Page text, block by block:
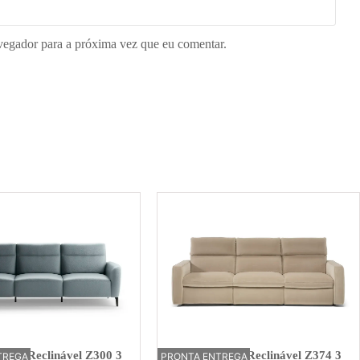
para a próxima vez que eu comentar.
Reclinável Z300 3
OFERTA
PRONTA ENTREGA
Sofá Elétrico Reclinável Z374 3